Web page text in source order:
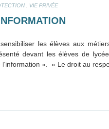
VIE PRIVÉE
les élèves aux
devant les élèves de
». « Le droit au